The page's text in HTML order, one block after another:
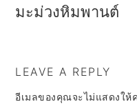
i
มะม่วงหิมพานต์
LEAVE A REPLY
อีเมลของคุณจะไม่แสดงให้